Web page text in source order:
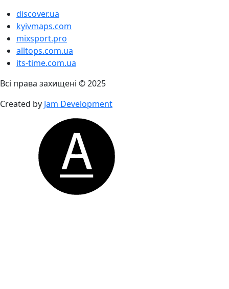
discover.ua
kyivmaps.com
mixsport.pro
alltops.com.ua
its-time.com.ua
Всі права захищені © 2025
Created by Jam Development